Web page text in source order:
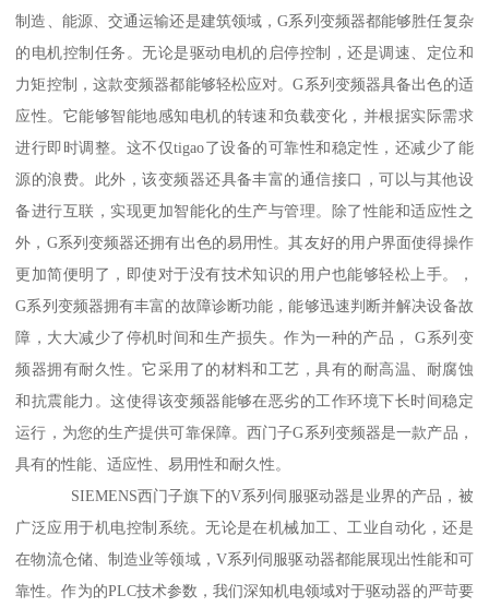
制造、能源、交通运输还是建筑领域，G系列变频器都能够胜任复杂
的电机控制任务。无论是驱动电机的启停控制，还是调速、定位和
力矩控制，这款变频器都能够轻松应对。G系列变频器具备出色的适
应性。它能够智能地感知电机的转速和负载变化，并根据实际需求
进行即时调整。这不仅tigao了设备的可靠性和稳定性，还减少了能
源的浪费。此外，该变频器还具备丰富的通信接口，可以与其他设
备进行互联，实现更加智能化的生产与管理。除了性能和适应性之
外，G系列变频器还拥有出色的易用性。其友好的用户界面使得操作
更加简便明了，即使对于没有技术知识的用户也能够轻松上手。，
G系列变频器拥有丰富的故障诊断功能，能够迅速判断并解决设备故
障，大大减少了停机时间和生产损失。作为一种的产品， G系列变
频器拥有耐久性。它采用了的材料和工艺，具有的耐高温、耐腐蚀
和抗震能力。这使得该变频器能够在恶劣的工作环境下长时间稳定
运行，为您的生产提供可靠保障。西门子G系列变频器是一款产品，
具有的性能、适应性、易用性和耐久性。
SIEMENS西门子旗下的V系列伺服驱动器是业界的产品，被
广泛应用于机电控制系统。无论是在机械加工、工业自动化，还是
在物流仓储、制造业等领域，V系列伺服驱动器都能展现出性能和可
靠性。作为的PLC技术参数，我们深知机电领域对于驱动器的严苛要